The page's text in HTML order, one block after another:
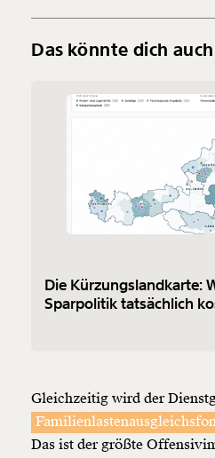
Das könnte dich
Die Kürzungslandkarte:
Sparpolitik tatsächlich
Gleichzeitig wird der
Das ist der größte